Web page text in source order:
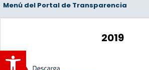
Abrir barra de herramientas
Menú del Portal de Transparencia
2019